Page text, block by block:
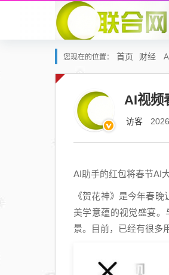
您现在的位置： 首页 财经
AI视频
访客
AI助手的红包将春节AI
《贺花神》是今年春
美学意蕴的视觉盛宴。
景。目前，已经有很多